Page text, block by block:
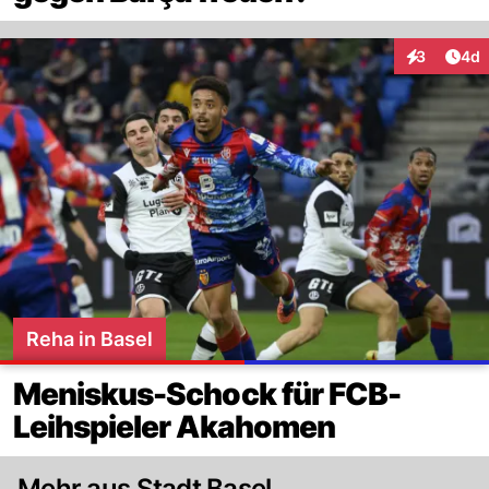
3 4d
Reha in Basel
Meniskus-Schock für FCB-
Leihspieler Akahomen